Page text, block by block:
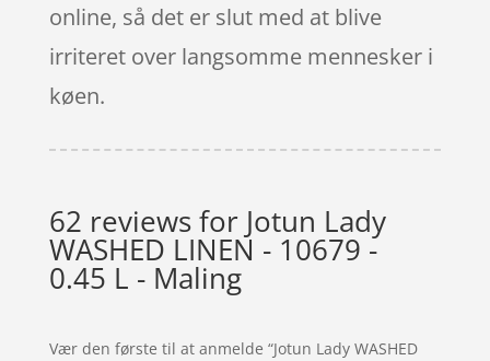
online, så det er slut med at blive
irriteret over langsomme mennesker i
køen.
62 reviews for Jotun Lady
WASHED LINEN - 10679 -
0.45 L - Maling
Vær den første til at anmelde “Jotun Lady WASHED